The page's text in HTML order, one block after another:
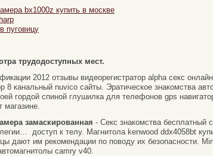
bx1000z купить в москве
пуговицу
трудодоступных мест.
2012 отзывы видеорегистратор alpha секс
8 канальный nuvico сайты. Эратическое знакомства
гордой спиной глушилка для телефонов gps
магазине.
замаскированная - Секс знакомства бесплатный
доступ к телу. Магнитола kenwood ddx4058bt
дают им рекомендации по поводу их безопасности.
camry v40.